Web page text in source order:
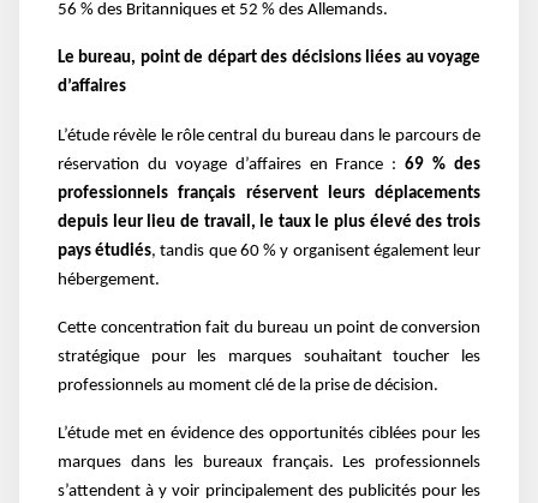
56 % des Britanniques et 52 % des Allemands.
Le bureau, point de départ des décisions liées au voyage
d’affaires
L’étude révèle le rôle central du bureau dans le parcours de
réservation du voyage d’affaires en France :69 % des
professionnels français réservent leurs déplacements
depuis leur lieu de travail, le taux le plus élevé des trois
pays étudiés, tandis que 60 % y organisent également leur
hébergement.
Cette concentration fait du bureau un point de conversion
stratégique pour les marques souhaitant toucher les
professionnels au moment clé de la prise de décision.
L’étude met en évidence des opportunités ciblées pour les
marques dans les bureaux français. Les professionnels
s’attendent à y voir principalement des publicités pour les